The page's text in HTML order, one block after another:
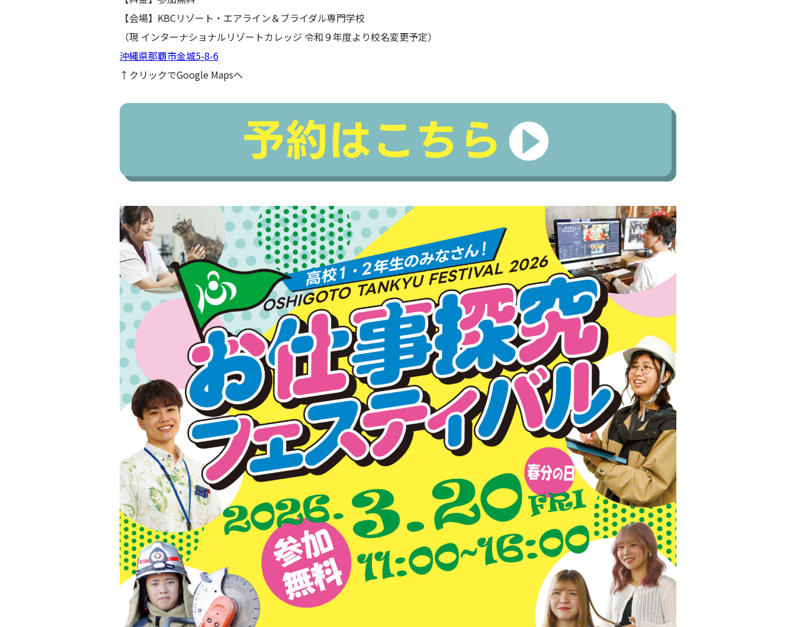
【会場】KBCリゾート・エアライン＆ブライダル専門学校
（現 インターナショナルリゾートカレッジ 令和９年度より校名変更予定）
沖縄県那覇市金城5-8-6
↑クリックでGoogle Mapsへ